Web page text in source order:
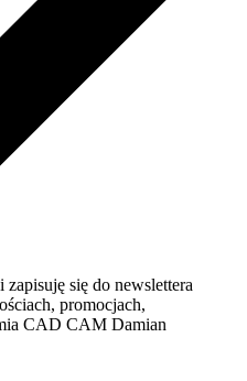
i zapisuję się do newslettera
promocjach,
CAD CAM Damian